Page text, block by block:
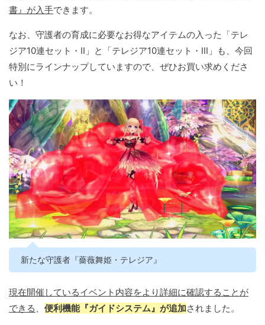
書』が入手できます。
なお、守護者の育成に必要なお得なアイテムの入った「テレ
ジア10連セット・II」と「テレジア10連セット・III」も、今回
特別にラインナップしていますので、ぜひお買い求めくださ
い！
新たな守護者『薔薇舞姫・テレジア』
現在開催しているイベント内容をより詳細に確認することが
できる 、 便利機能『ガイドシステム』が追加されました。